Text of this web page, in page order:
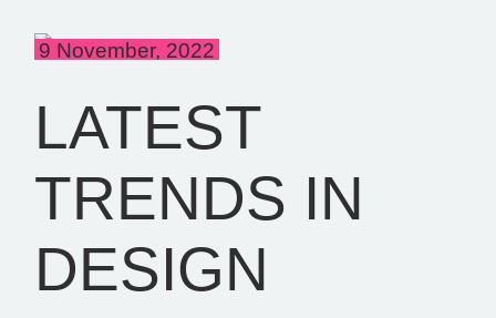
9 November, 2022
LATEST
TRENDS IN
DESIGN